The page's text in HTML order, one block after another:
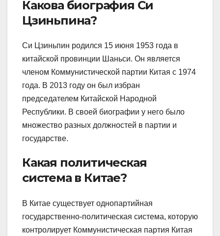
Какова биография Си
Цзиньпина?
Си Цзиньпин родился 15 июня 1953 года в
китайской провинции Шаньси. Он является
членом Коммунистической партии Китая с 1974
года. В 2013 году он был избран
председателем Китайской Народной
Республики. В своей биографии у него было
множество разных должностей в партии и
государстве.
Какая политическая
система в Китае?
В Китае существует однопартийная
государственно-политическая система, которую
контролирует Коммунистическая партия Китая